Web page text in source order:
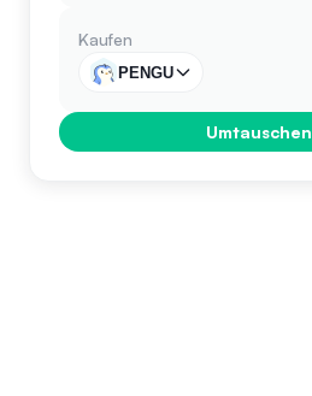
Kaufen
PENGU
Umtauschen